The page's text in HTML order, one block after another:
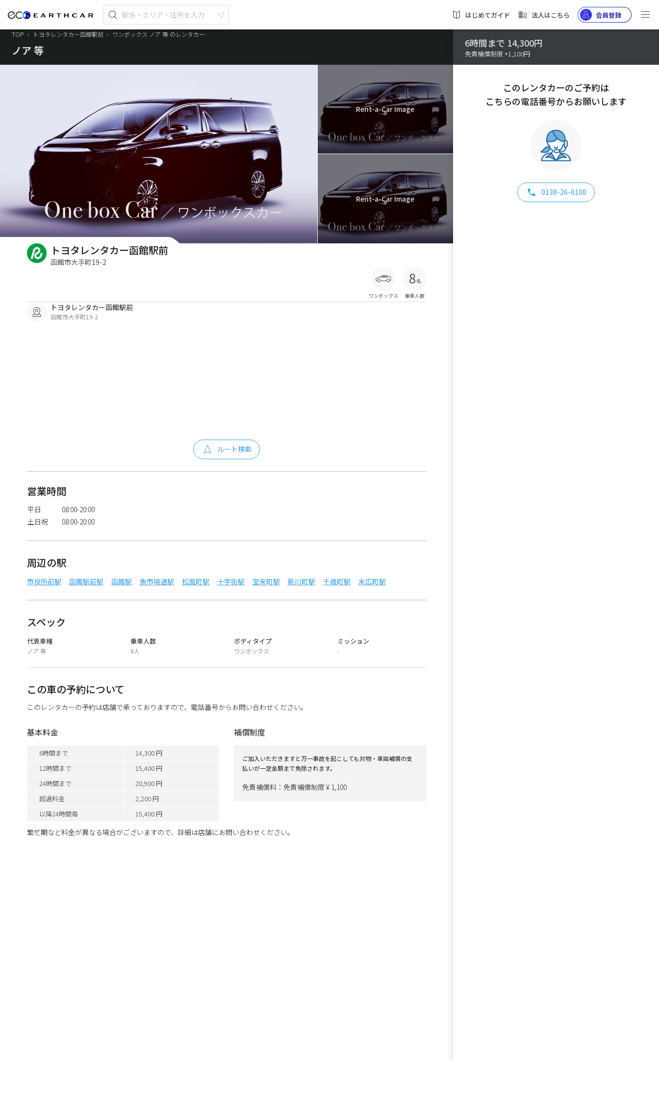
はじめてガイド 法人はこちら 会員登録
TOP › トヨタレンタカー函館駅前 › ワンボックス ノア 等 のレンタカー
ノア 等
Rent-a-Car Image
Rent-a-Car Image
トヨタレンタカー函館駅前
函館市大手町19-2
ワンボックス 乗車人数
トヨタレンタカー函館駅前
函館市大手町19-2
ルート検索
営業時間
平日
08:00-20:00
土日祝
08:00-20:00
周辺の駅
市役所前駅 函館駅前駅 函館駅 魚市場通駅 松風町駅 十字街駅 宝来町駅 新川町駅 千歳町駅 末広町駅
スペック
代表車種
ノア 等
乗車人数
8人
ボディタイプ
ワンボックス
ミッション
-
この車の予約について
このレンタカーの予約は店舗で承っておりますので、電話番号からお問い合わせください。
基本料金
6時間まで
14,300 円
12時間まで
15,400 円
24時間まで
20,900 円
超過料金
2,200 円
以降24時間毎
15,400 円
補償制度
ご加入いただきますと万一事故を起こしても対物・車両補償の支
払いが一定金額まで免除されます。
免責補償料：免責補償制度 ¥ 1,100
繁忙期など料金が異なる場合がございますので、詳細は店舗にお問い合わせください。
6時間まで 14,300円
免責補償制度 +1,100円
このレンタカーのご予約は
こちらの電話番号からお願いします
0138-26-0100